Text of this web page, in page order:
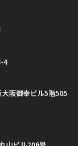
4
阪御幸ビル5階505